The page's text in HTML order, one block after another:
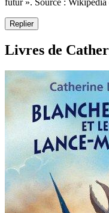
futur ». Source :
Replier
Livres de